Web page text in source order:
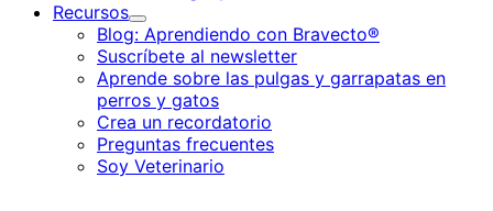
Recursos
Toggle
Submenu
for
Recursos
Blog: Aprendiendo con Bravecto®
Suscríbete al newsletter
Aprende sobre las pulgas y garrapatas en
perros y gatos
Crea un recordatorio
Preguntas frecuentes
Soy Veterinario